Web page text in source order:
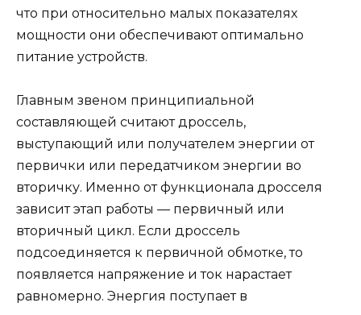
что при относительно малых показателях
мощности они обеспечивают оптимально
питание устройств.
Главным звеном принципиальной
составляющей считают дроссель,
выступающий или получателем энергии от
первички или передатчиком энергии во
вторичку. Именно от функционала дросселя
зависит этап работы — первичный или
вторичный цикл. Если дроссель
подсоединяется к первичной обмотке, то
появляется напряжение и ток нарастает
равномерно. Энергия поступает в